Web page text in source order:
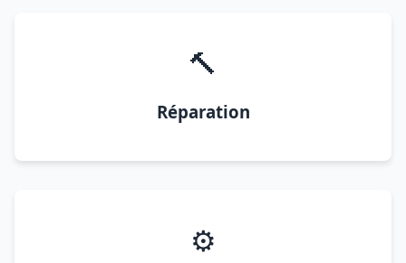
🔨
Réparation
⚙️